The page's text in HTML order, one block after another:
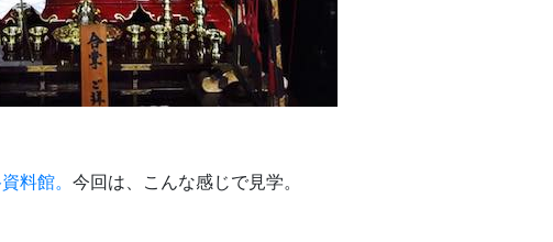
料館。 今回は、こんな感じで見学。